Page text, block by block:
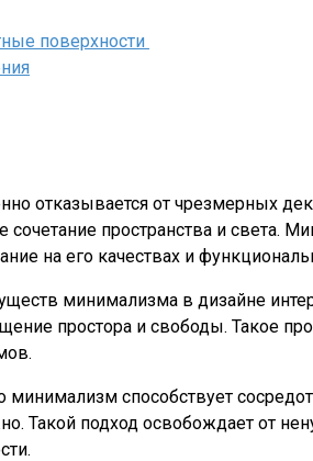
поверхности
отказывается от чрезмерных
сочетание пространства и света.
на его качествах и
минимализма в дизайне
простора и свободы. Такое
минимализм способствует
Такой подход освобождает от